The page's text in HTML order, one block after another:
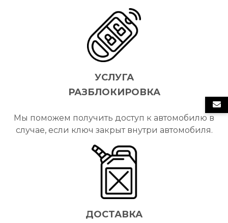
УСЛУГА
РАЗБЛОКИРОВКА
Мы поможем получить доступ к автомобилю в
случае, если ключ закрыт внутри автомобиля.
ДОСТАВКА